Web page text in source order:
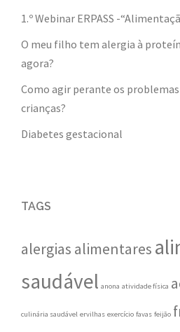
1.º Webinar ERPASS -
O meu filho tem alergia à
agora?
Como agir perante os
crianças?
Diabetes gestacional
TAGS
alergias alimentares
saudável anona atividade física
culinária saudável ervilhas exercício favas feijão